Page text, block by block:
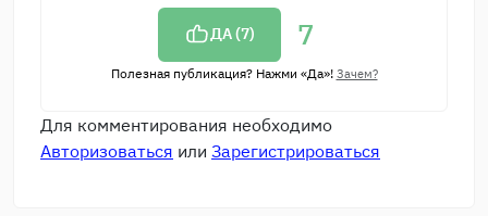
ДА (7) 7
Полезная публикация? Нажми «Да»! Зачем?
Для комментирования необходимо
Авторизоваться или Зарегистрироваться